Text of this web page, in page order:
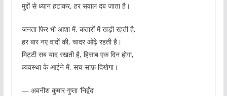
मुद्दों से ध्यान हटाकर, हर सवाल दब जाता है।
जनता फिर भी आशा में, कतारों में खड़ी रहती है,
हर बार नए वादों की, चादर ओढ़े रहती है।
मिट्टी सब याद रखती है, हिसाब एक दिन होगा,
व्यवस्था के आईने में, सच साफ़ दिखेगा।
— अवनीश कुमार गुप्ता ‘निर्द्वंद’